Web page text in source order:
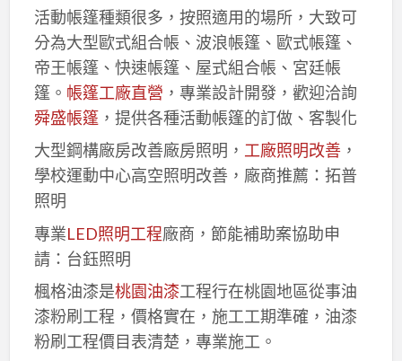
活動帳篷種類很多，按照適用的場所，大致可
分為大型歐式組合帳、波浪帳篷、歐式帳篷、
帝王帳篷、快速帳篷、屋式組合帳、宮廷帳
篷。 帳篷工廠直營 ，專業設計開發，歡迎洽詢
舜盛帳篷，提供各種活動帳篷的訂做、客製化
大型鋼構廠房改善廠房照明， 工廠照明改善，
學校運動中心高空照明改善，廠商推薦：拓普
照明
專業LED照明工程廠商，節能補助案協助申
請：台鈺照明
楓格油漆是桃園油漆工程行在桃園地區從事油
漆粉刷工程，價格實在，施工工期準確，油漆
粉刷工程價目表清楚，專業施工。